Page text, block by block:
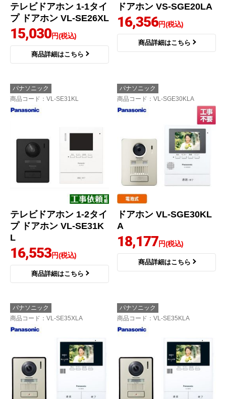
テレビドアホン 1-1タイ
プ ドアホン VL-SE26XL
15,030円(税込)
商品詳細はこちら
ドアホン VS-SGE20LA
16,356円(税込)
商品詳細はこちら
パナソニック
商品コード ：VL-SE31KL
テレビドアホン 1-2タイ
プ ドアホン VL-SE31K
L
16,553円(税込)
商品詳細はこちら
パナソニック
商品コード ：VL-SGE30KLA
ドアホン VL-SGE30KL
A
18,177円(税込)
商品詳細はこちら
パナソニック
商品コード ：VL-SE35XLA
パナソニック
商品コード ：VL-SE35KLA